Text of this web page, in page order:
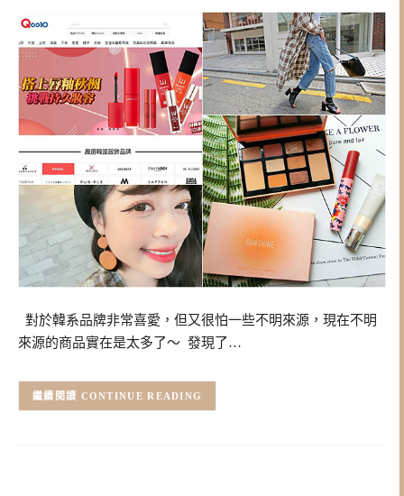
對於韓系品牌非常喜愛，但又很怕一些不明來源，現在不明
來源的商品實在是太多了～ 發現了…
CONTINUE READING